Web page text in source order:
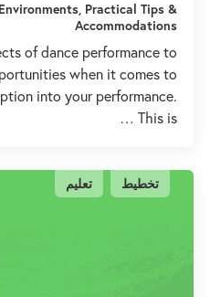
Practical Tips &
Accommodations
of dance performance to
when it comes to
into your performance.
This is …
تخطيط تعليم